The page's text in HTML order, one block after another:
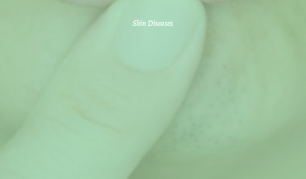
Skin Diseases